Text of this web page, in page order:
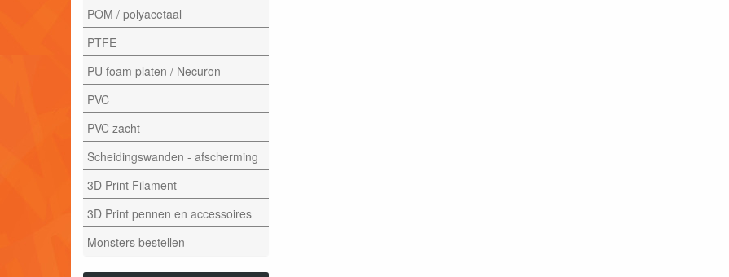
POM / polyacetaal
PTFE
PU foam platen / Necuron
PVC
PVC zacht
Scheidingswanden - afscherming
3D Print Filament
3D Print pennen en accessoires
Monsters bestellen